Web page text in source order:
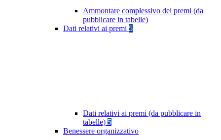
Ammontare complessivo dei premi (da
pubblicare in tabelle)
Dati relativi ai premi 5
Dati relativi ai premi (da pubblicare in
tabelle) 5
Benessere organizzativo